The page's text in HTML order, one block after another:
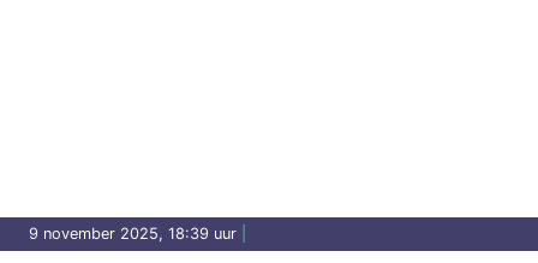
9 november 2025, 18:39 uur